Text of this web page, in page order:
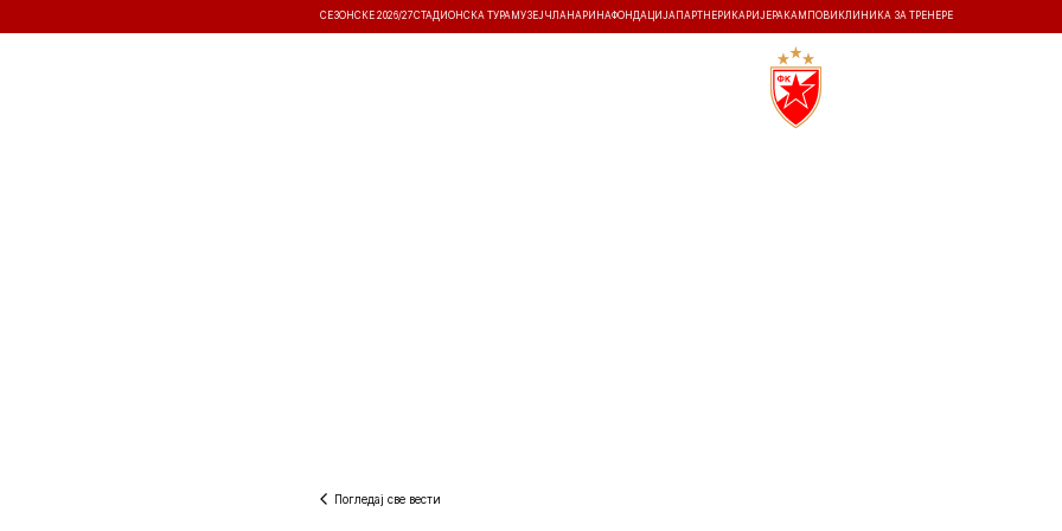
СЕЗОНСКЕ 2026/27СТАДИОНСКА ТУРА МУЗЕЈ ЧЛАНАРИНАФОНДАЦИЈА ПАРТНЕРИ КАРИЈЕРА КАМПОВИ КЛИНИКА ЗА ТРЕНЕРЕ
Погледај све вести